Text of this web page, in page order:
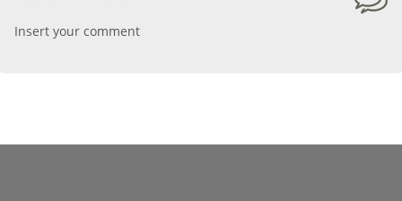
Insert your comment